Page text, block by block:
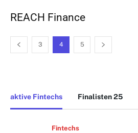
REACH Finance
3 4 5
aktive Fintechs Finalisten 25
Fintechs